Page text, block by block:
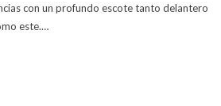
con un profundo escote tanto delantero
este.…